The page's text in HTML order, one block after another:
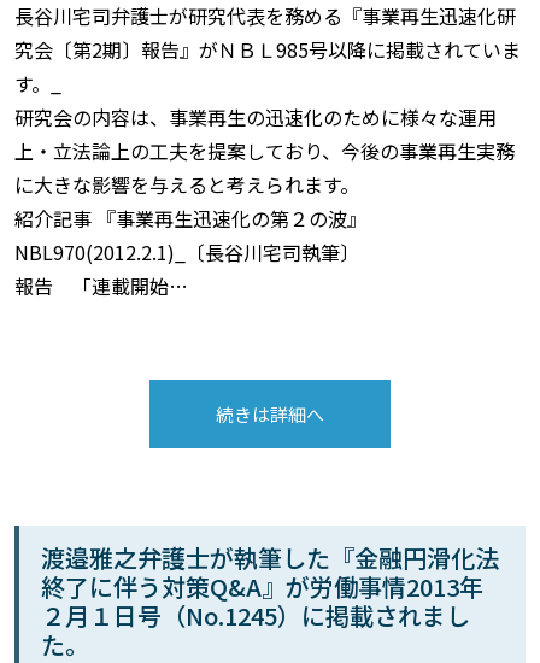
長谷川宅司弁護士が研究代表を務める『事業再生迅速化研
究会〔第2期〕報告』がＮＢＬ985号以降に掲載されていま
す。_
研究会の内容は、事業再生の迅速化のために様々な運用
上・立法論上の工夫を提案しており、今後の事業再生実務
に大きな影響を与えると考えられます。
紹介記事 『事業再生迅速化の第２の波』
NBL970(2012.2.1)_〔長谷川宅司執筆〕
報告 「連載開始…
続きは詳細へ
渡邉雅之弁護士が執筆した『金融円滑化法
終了に伴う対策Q&A』が労働事情2013年
２月１日号（No.1245）に掲載されまし
た。